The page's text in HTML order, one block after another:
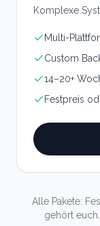
Komplexe
Multi-
Custom
14–20+
Festpreis
Alle Pakete:
gehört